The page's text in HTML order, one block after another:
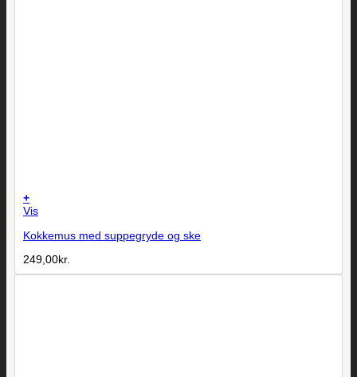
+
Vis
Kokkemus med suppegryde og ske
249,00kr.